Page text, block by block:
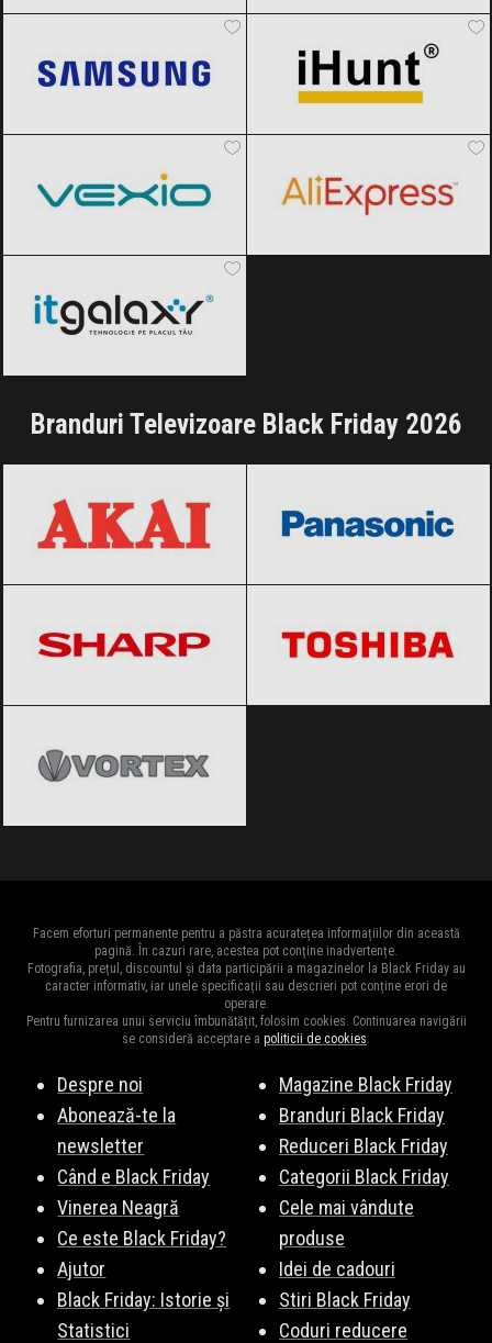
Branduri Televizoare Black Friday 2026
Facem eforturi permanente pentru a păstra acuratețea informațiilor din această
pagină. În cazuri rare, acestea pot conține inadvertențe.
Fotografia, prețul, discountul și data participării a magazinelor la Black Friday au
caracter informativ, iar unele specificații sau descrieri pot conține erori de
operare.
Pentru furnizarea unui serviciu îmbunătățit, folosim cookies. Continuarea navigării
se consideră acceptare a politicii de cookies.
Despre noi
Abonează-te la
newsletter
Când e Black Friday
Vinerea Neagră
Ce este Black Friday?
Ajutor
Black Friday: Istorie și
Statistici
Magazine Black Friday
Branduri Black Friday
Reduceri Black Friday
Categorii Black Friday
Cele mai vândute
produse
Idei de cadouri
Stiri Black Friday
Coduri reducere